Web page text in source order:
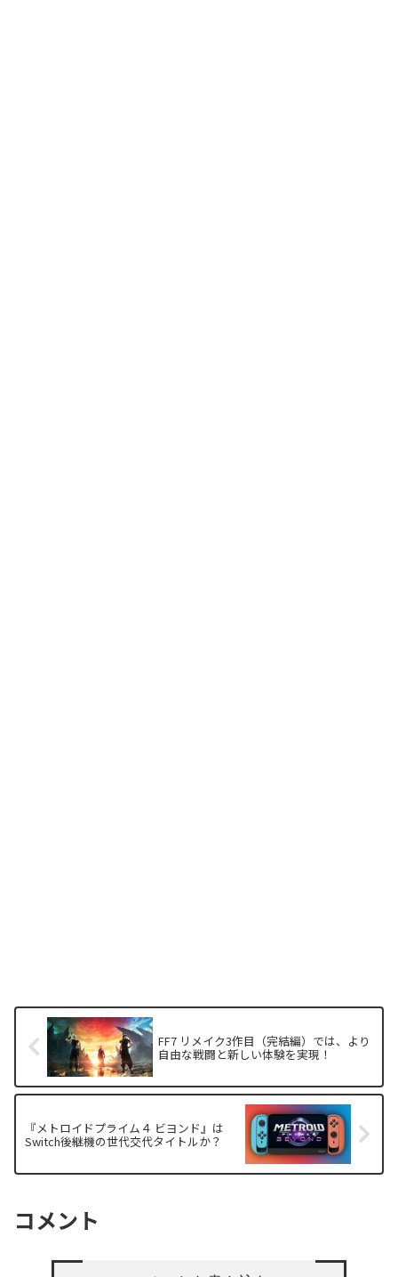
FF7 リメイク3作目（完結編）では、より
自由な戦闘と新しい体験を実現！
『メトロイドプライム４ ビヨンド』は
Switch後継機の世代交代タイトルか？
コメント